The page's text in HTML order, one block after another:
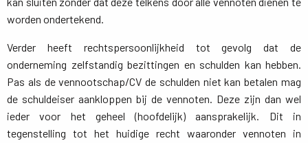
worden ondertekend.
Verder heeft rechtspersoonlijkheid tot gevolg dat de
onderneming zelfstandig bezittingen en schulden kan hebben.
Pas als de vennootschap/CV de schulden niet kan betalen mag
de schuldeiser aankloppen bij de vennoten. Deze zijn dan wel
ieder voor het geheel (hoofdelijk) aansprakelijk. Dit in
tegenstelling tot het huidige recht waaronder vennoten in